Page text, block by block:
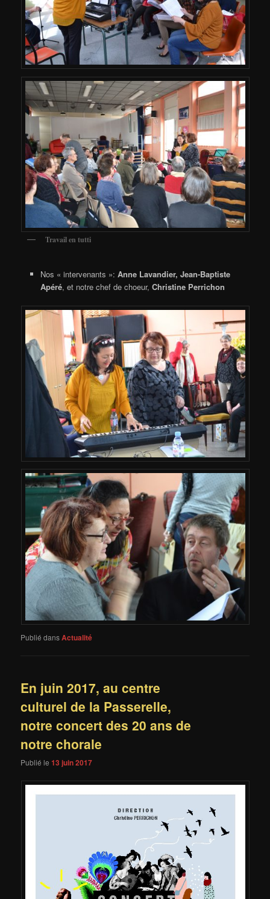
Travail en tutti
Nos « intervenants »: Anne Lavandier, Jean-Baptiste
Apéré, et notre chef de choeur, Christine Perrichon
Publié dansActualité
En juin 2017, au centre
culturel de la Passerelle,
notre concert des 20 ans de
notre chorale
Publié le13 juin 2017